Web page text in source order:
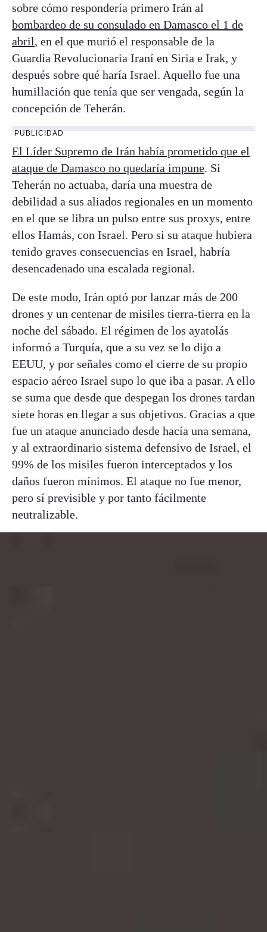
sobre cómo respondería primero Irán al
bombardeo de su consulado en Damasco el 1 de
abril, en el que murió el responsable de la
Guardia Revolucionaria Iraní en Siria e Irak, y
después sobre qué haría Israel. Aquello fue una
humillación que tenía que ser vengada, según la
concepción de Teherán.
PUBLICIDAD
El Líder Supremo de Irán había prometido que el
ataque de Damasco no quedaría impune. Si
Teherán no actuaba, daría una muestra de
debilidad a sus aliados regionales en un momento
en el que se libra un pulso entre sus proxys, entre
ellos Hamás, con Israel. Pero si su ataque hubiera
tenido graves consecuencias en Israel, habría
desencadenado una escalada regional.
De este modo, Irán optó por lanzar más de 200
drones y un centenar de misiles tierra-tierra en la
noche del sábado. El régimen de los ayatolás
informó a Turquía, que a su vez se lo dijo a
EEUU, y por señales como el cierre de su propio
espacio aéreo Israel supo lo que iba a pasar. A ello
se suma que desde que despegan los drones tardan
siete horas en llegar a sus objetivos. Gracias a que
fue un ataque anunciado desde hacía una semana,
y al extraordinario sistema defensivo de Israel, el
99% de los misiles fueron interceptados y los
daños fueron mínimos. El ataque no fue menor,
pero sí previsible y por tanto fácilmente
neutralizable.